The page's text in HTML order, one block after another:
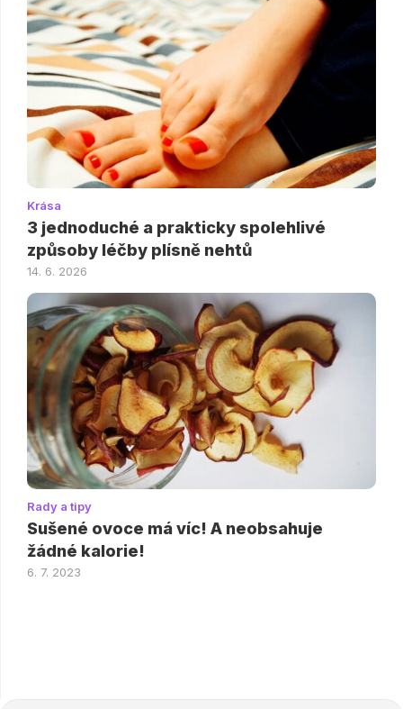
Krása
3 jednoduché a prakticky spolehlivé
způsoby léčby plísně nehtů
14. 6. 2026
Rady a tipy
Sušené ovoce má víc! A neobsahuje
žádné kalorie!
6. 7. 2023